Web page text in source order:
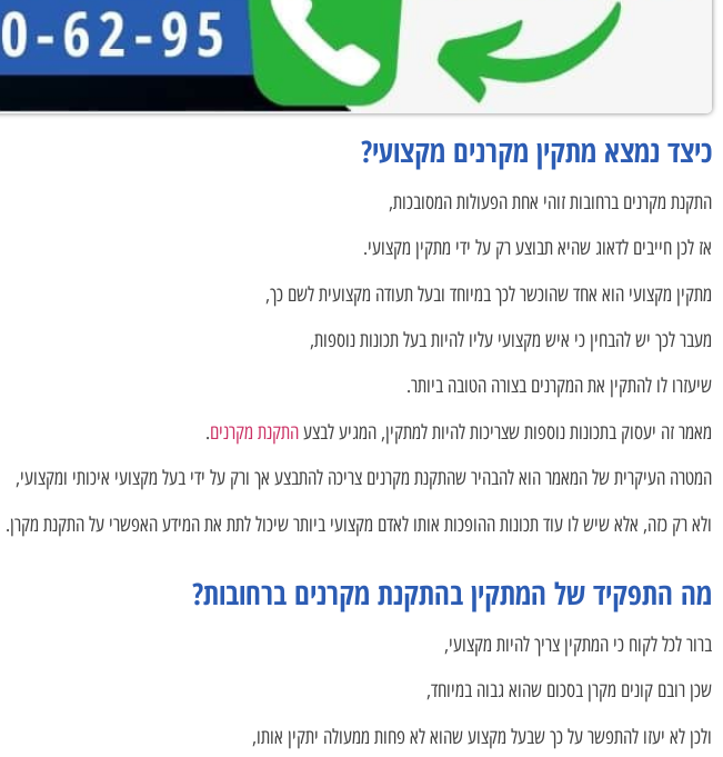
כיצד נמצא מתקין מקרנים מקצועי?
התקנת מקרנים ברחובות זוהי אחת הפעולות המסובכות,
אז לכן חייבים לדאוג שהיא תבוצע רק על ידי מתקין מקצועי.
מתקין מקצועי הוא אחד שהוכשר לכך במיוחד ובעל תעודה מקצועית לשם כך,
מעבר לכך יש להבחין כי איש מקצועי עליו להיות בעל תכונות נוספות,
שיעזרו לו להתקין את המקרנים בצורה הטובה ביותר.
מאמר זה יעסוק בתכונות נוספות שצריכות להיות למתקין, המגיע לבצעהתקנת מקרנים.
המטרה העיקרית של המאמר הוא להבהיר שהתקנת מקרנים צריכה להתבצע אך ורק על ידי בעל מקצועי איכותי ומקצועי,
ולא רק כזה, אלא שיש לו עוד תכונות ההופכות אותו לאדם מקצועי ביותר שיכול לתת את המידע האפשרי על התקנת מקרן.
מה התפקיד של המתקין בהתקנת מקרנים ברחובות?
ברור לכל לקוח כי המתקין צריך להיות מקצועי,
שכן רובם קונים מקרן בסכום שהוא גבוה במיוחד,
ולכן לא יעזו להתפשר על כך שבעל מקצוע שהוא לא פחות ממעולה יתקין אותו,